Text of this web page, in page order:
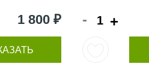
1 800 ₽ - +